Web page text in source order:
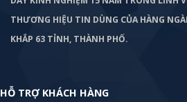
THƯƠNG HIỆU TIN DÙNG CỦA HÀNG
KHẮP 63 TỈNH, THÀNH PHỐ.
HỖ TRỢ KHÁCH HÀNG